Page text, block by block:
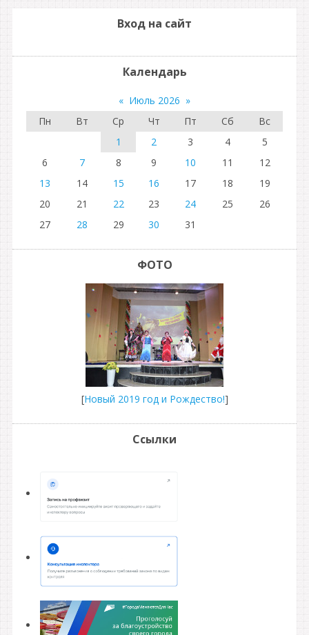
Вход на сайт
Календарь
« Июль 2026 »
Пн
Вт Ср Чт Пт Сб
Вс
1
2 3 4
5
6
7 8 9 10 11
12
13
14 15 16 17 18
19
20
21 22 23 24 25
26
27
28 29 30 31
ФОТО
[Новый 2019 год и Рождество!]
Ссылки